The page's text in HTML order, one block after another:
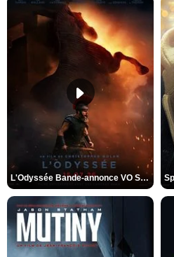
L'Odyssée Bande-annonce VO STFR